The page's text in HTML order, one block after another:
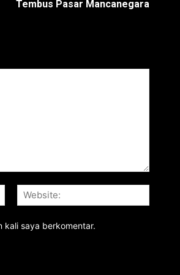
Tembus Pasar Mancanegara
Email:*
kali saya berkomentar.